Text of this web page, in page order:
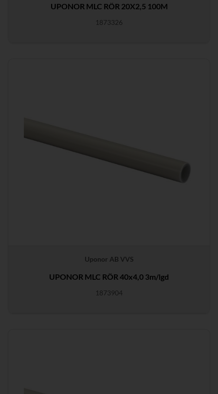
UPONOR MLC RÖR 20X2,5 100M
1873326
Uponor AB VVS
UPONOR MLC RÖR 40x4,0 3m/lgd
1873904